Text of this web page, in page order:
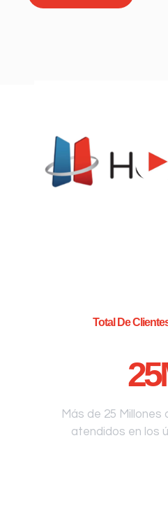
Total De
25
Más de 25 Millones
atendidos en los